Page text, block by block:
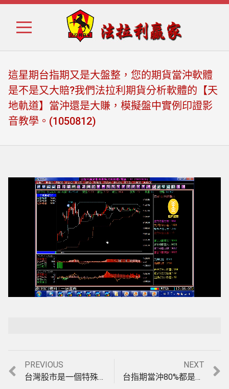
Skip
Skip
這星期台指期又是大盤整，您的期貨當沖軟體
是不是又大賠?我們法拉利期貨分析軟體的【天
地軌道】當沖還是大賺，模擬盤中實例印證影
音教學。(1050812)
Loaded:
100.00%
Playback RateUnmute
文
PREVIOUS
Previous
post:
台灣股市是一個特殊的市場，有主力的股票才會飆，法拉利股票看盤分析軟體，只做底部有主力進場最會飆的那一段，實例印證教學。(1050801)
NEXT
post:
台指期當沖80%都是盤整盤，您的軟體碰到盤整盤就掛了嗎?唯一盤整盤&趨勢盤均可操作的期貨分析軟體，模擬盤中操作實例印證影音教學。(1050819)